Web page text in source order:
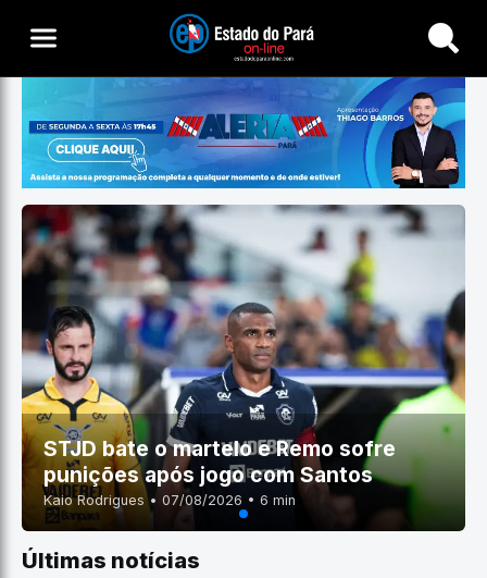
Buscar
STJD bate o martelo e Remo sofre
punições após jogo com Santos
Kaio Rodrigues • 07/08/2026 • 6 min
Últimas notícias